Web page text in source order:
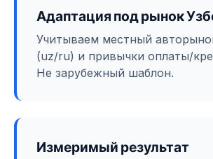
Адаптация под рынок
Учитываем местный
(uz/ru) и привычки оплаты/
Не зарубежный шаблон.
Измеримый результат